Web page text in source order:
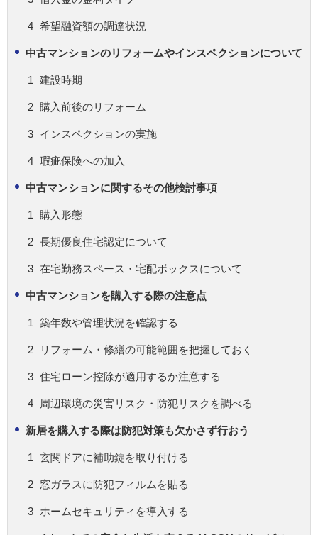
希望融資額の調達状況
中古マンションのリフォームやインスペクションについて
建設時期
購入前後のリフォーム
インスペクションの実施
瑕疵保険への加入
中古マンションに関するその他検討事項
購入形態
長期優良住宅認定について
在宅勤務スペース・宅配ボックスについて
中古マンションを購入する際の注意点
築年数や管理状況を確認する
リフォーム・修繕の可能範囲を把握しておく
住宅ローン控除が適用するか注意する
周辺環境の災害リスク・防犯リスクを調べる
新居を購入する際は防犯対策も欠かさず行おう
玄関ドアに補助錠を取り付ける
窓ガラスに防犯フィルムを貼る
ホームセキュリティを導入する